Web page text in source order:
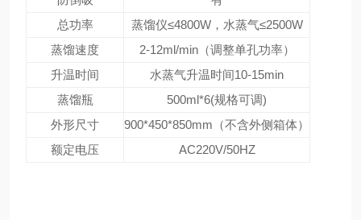
总功率
蒸馏仪≤4800W，水蒸气≤2500W
蒸馏速度
2-12ml/min（调整单孔功率）
升温时间
水蒸气升温时间10-15min
蒸馏瓶
500ml*6(规格可调)
外形尺寸
900*450*850mm（不含外侧箱体）
额定电压
AC220V/50HZ